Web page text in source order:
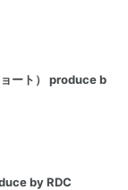
ート） produce b
by RDC